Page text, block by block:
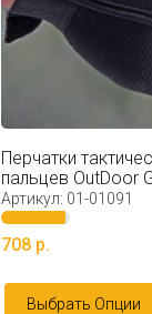
Перчатки
пальцев OutDoor
Артикул: 01-01091
708 р.
Выбрать Опции